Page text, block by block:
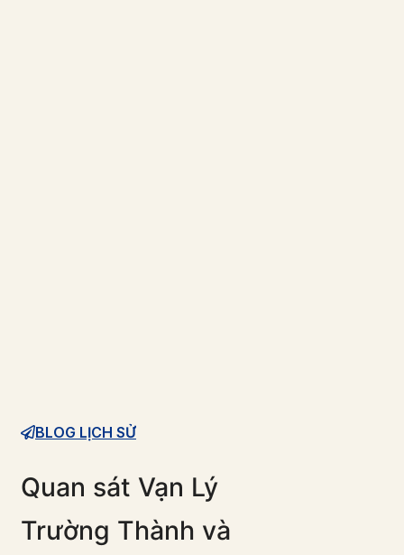
BLOG LỊCH SỬ
Quan sát Vạn Lý
Trường Thành và